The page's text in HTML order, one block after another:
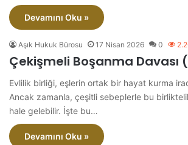
Devamını Oku »
Aşık Hukuk Bürosu 17 Nisan 2026 0
Çekişmeli Boşanma Davası
Evlilik birliği, eşlerin ortak bir hayat kurma
Ancak zamanla, çeşitli sebeplerle bu
hale gelebilir. İşte bu…
Devamını Oku »